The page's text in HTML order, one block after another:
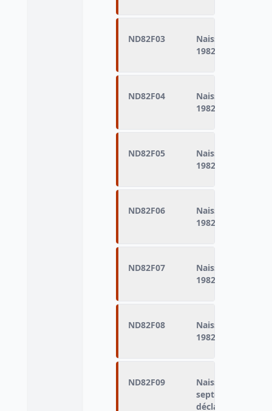
ND82F03
Naissances
1982
ND82F04
Naissances
1982
ND82F05
Naissances
1982
ND82F06
Naissances
1982
ND82F07
Naissances
1982
ND82F08
Naissances
1982
ND82F09
Naissances
septembre 1982
déclarés vivants)